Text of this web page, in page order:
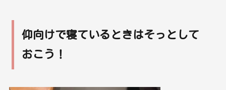
仰向けで寝ているときはそっとして
おこう！